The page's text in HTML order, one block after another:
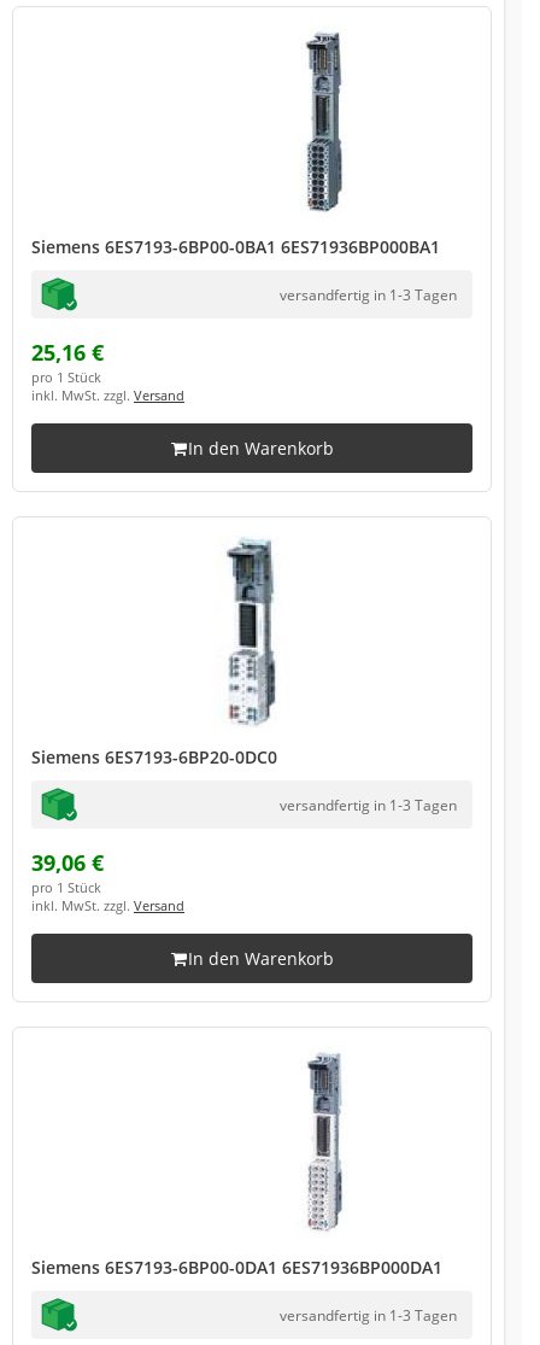
Siemens 6ES7193-6BP00-0BA1 6ES71936BP000BA1
versandfertig in 1-3 Tagen
25,16 €
pro 1 Stück
inkl. MwSt. zzgl. Versand
In den Warenkorb
Siemens 6ES7193-6BP20-0DC0
versandfertig in 1-3 Tagen
39,06 €
pro 1 Stück
inkl. MwSt. zzgl. Versand
In den Warenkorb
Siemens 6ES7193-6BP00-0DA1 6ES71936BP000DA1
versandfertig in 1-3 Tagen